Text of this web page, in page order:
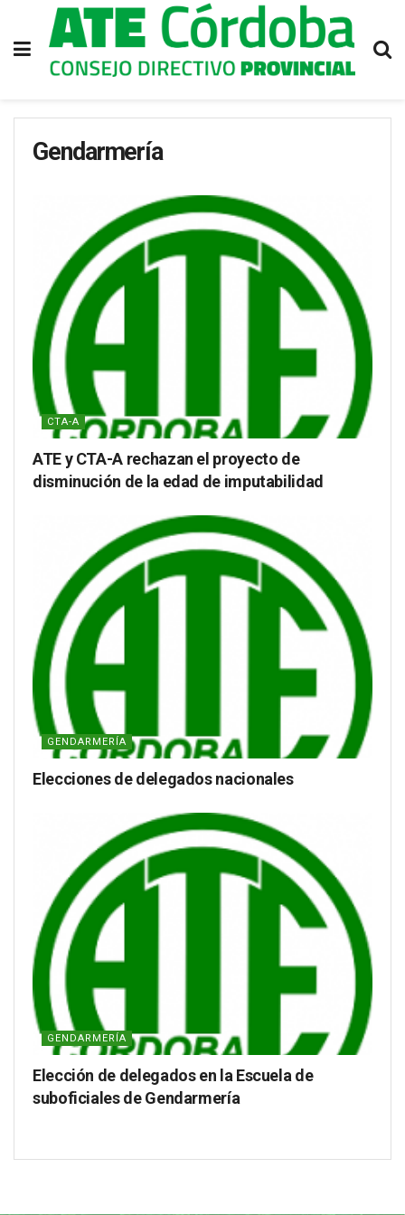
Gendarmería
CTA-A
ATE y CTA-A rechazan el proyecto de
disminución de la edad de imputabilidad
GENDARMERÍA
Elecciones de delegados nacionales
GENDARMERÍA
Elección de delegados en la Escuela de
suboficiales de Gendarmería